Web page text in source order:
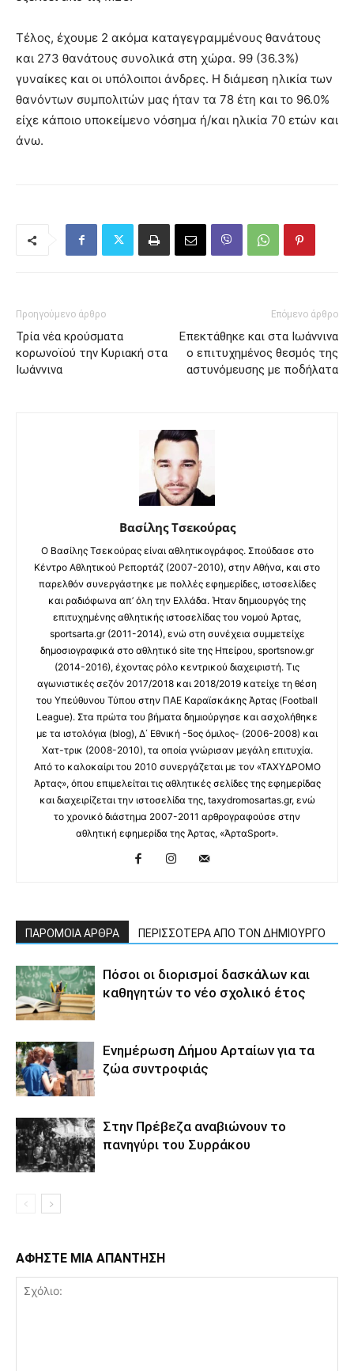
Τέλος, έχουμε 2 ακόμα καταγεγραμμένους θανάτους
και 273 θανάτους συνολικά στη χώρα. 99 (36.3%)
γυναίκες και οι υπόλοιποι άνδρες. Η διάμεση ηλικία των
θανόντων συμπολιτών μας ήταν τα 78 έτη και το 96.0%
είχε κάποιο υποκείμενο νόσημα ή/και ηλικία 70 ετών και
άνω.
Προηγούμενο άρθρο
Τρία νέα κρούσματα
κορωνοϊού την Κυριακή στα
Ιωάννινα
Επόμενο άρθρο
Επεκτάθηκε και στα Ιωάννινα
ο επιτυχημένος θεσμός της
αστυνόμευσης με ποδήλατα
Βασίλης Τσεκούρας
Ο Βασίλης Τσεκούρας είναι αθλητικογράφος. Σπούδασε στο
Κέντρο Αθλητικού Ρεπορτάζ (2007-2010), στην Αθήνα, και στο
παρελθόν συνεργάστηκε με πολλές εφημερίδες, ιστοσελίδες
και ραδιόφωνα απ’ όλη την Ελλάδα. Ήταν δημιουργός της
επιτυχημένης αθλητικής ιστοσελίδας του νομού Άρτας,
sportsarta.gr (2011-2014), ενώ στη συνέχεια συμμετείχε
δημοσιογραφικά στο αθλητικό site της Ηπείρου, sportsnow.gr
(2014-2016), έχοντας ρόλο κεντρικού διαχειριστή. Τις
αγωνιστικές σεζόν 2017/2018 και 2018/2019 κατείχε τη θέση
του Υπεύθυνου Τύπου στην ΠΑΕ Καραϊσκάκης Άρτας (Football
League). Στα πρώτα του βήματα δημιούργησε και ασχολήθηκε
με τα ιστολόγια (blog), Δ΄ Εθνική -5ος όμιλος- (2006-2008) και
Χατ-τρικ (2008-2010), τα οποία γνώρισαν μεγάλη επιτυχία.
Από το καλοκαίρι του 2010 συνεργάζεται με τον «ΤΑΧΥΔΡΟΜΟ
Άρτας», όπου επιμελείται τις αθλητικές σελίδες της εφημερίδας
και διαχειρίζεται την ιστοσελίδα της, taxydromosartas.gr, ενώ
το χρονικό διάστημα 2007-2011 αρθρογραφούσε στην
αθλητική εφημερίδα της Άρτας, «ΆρταSport».
ΠΑΡΟΜΟΙΑ ΑΡΘΡΑ ΠΕΡΙΣΣΟΤΕΡΑ ΑΠΟ ΤΟΝ ΔΗΜΙΟΥΡΓΟ
Πόσοι οι διορισμοί δασκάλων και
καθηγητών το νέο σχολικό έτος
Ενημέρωση Δήμου Αρταίων για τα
ζώα συντροφιάς
Στην Πρέβεζα αναβιώνουν το
πανηγύρι του Συρράκου
ΑΦΗΣΤΕ ΜΙΑ ΑΠΑΝΤΗΣΗ